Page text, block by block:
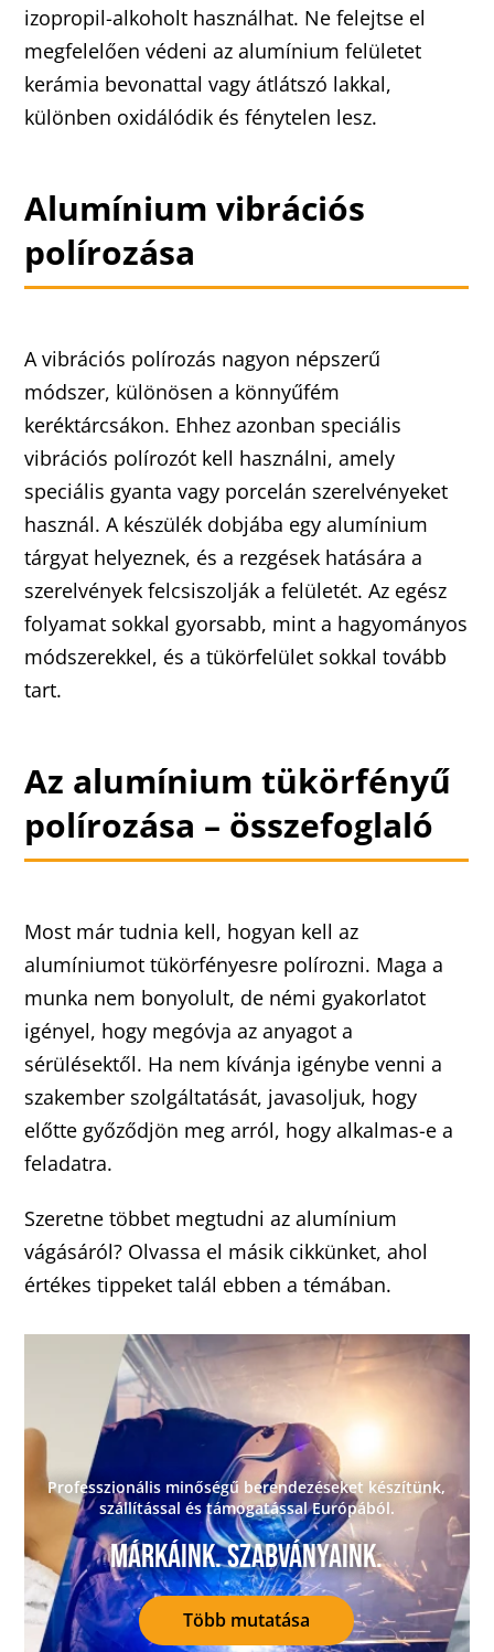
izopropil-alkoholt használhat. Ne felejtse el
megfelelően védeni az alumínium felületet
kerámia bevonattal vagy átlátszó lakkal,
különben oxidálódik és fénytelen lesz.
Alumínium vibrációs
polírozása
A vibrációs polírozás nagyon népszerű
módszer, különösen a könnyűfém
keréktárcsákon. Ehhez azonban speciális
vibrációs polírozót kell használni, amely
speciális gyanta vagy porcelán szerelvényeket
használ. A készülék dobjába egy alumínium
tárgyat helyeznek, és a rezgések hatására a
szerelvények felcsiszolják a felületét. Az egész
folyamat sokkal gyorsabb, mint a hagyományos
módszerekkel, és a tükörfelület sokkal tovább
tart.
Az alumínium tükörfényű
polírozása – összefoglaló
Most már tudnia kell, hogyan kell az
alumíniumot tükörfényesre polírozni. Maga a
munka nem bonyolult, de némi gyakorlatot
igényel, hogy megóvja az anyagot a
sérülésektől. Ha nem kívánja igénybe venni a
szakember szolgáltatását, javasoljuk, hogy
előtte győződjön meg arról, hogy alkalmas-e a
feladatra.
Szeretne többet megtudni az alumínium
vágásáról? Olvassa el másik cikkünket, ahol
értékes tippeket talál ebben a témában.
Professzionális minőségű berendezéseket készítünk,
szállítással és támogatással Európából.
Márkáink. Szabványaink.
Több mutatása